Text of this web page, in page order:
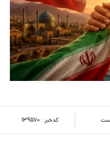
کدخبر : 139570